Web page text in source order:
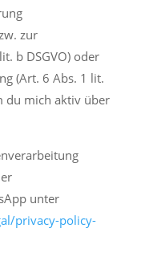
zur
b DSGVO) oder
(Art. 6 Abs. 1 lit.
du mich aktiv über
unter
privacy-policy-